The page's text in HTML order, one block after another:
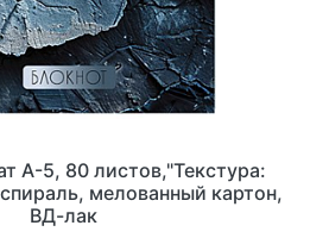
А-5, 80 листов,"Текстура:
мелованный картон,
ВД-лак